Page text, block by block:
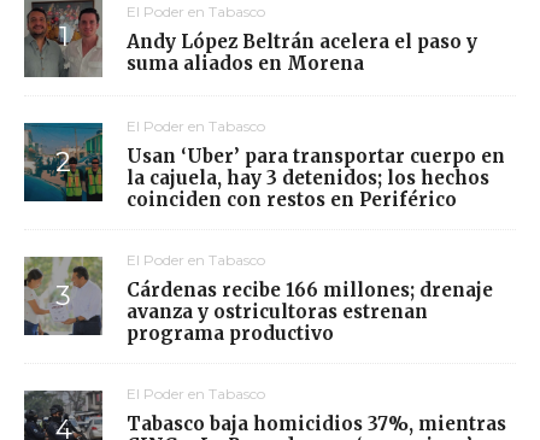
El Poder en Tabasco
Andy López Beltrán acelera el paso y
suma aliados en Morena
El Poder en Tabasco
Usan ‘Uber’ para transportar cuerpo en
la cajuela, hay 3 detenidos; los hechos
coinciden con restos en Periférico
El Poder en Tabasco
Cárdenas recibe 166 millones; drenaje
avanza y ostricultoras estrenan
programa productivo
El Poder en Tabasco
Tabasco baja homicidios 37%, mientras